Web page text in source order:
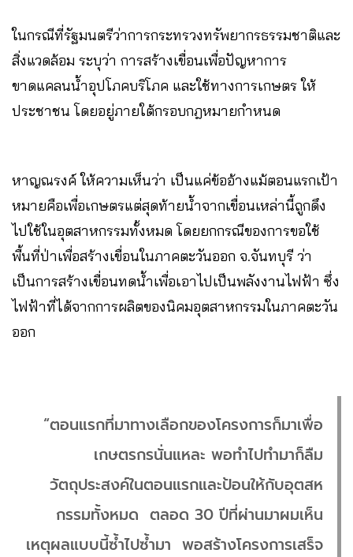
ในกรณีที่รัฐมนตรีว่าการกระทรวงทรัพยากรธรรมชาติและ
สิ่งแวดล้อม ระบุว่า การสร้างเขื่อนเพื่อปัญหาการ
ขาดแคลนน้ำอุปโภคบริโภค และใช้ทางการเกษตร ให้
ประชาชน โดยอยู่ภายใต้กรอบกฎหมายกำหนด
หาญณรงค์ ให้ความเห็นว่า เป็นแค่ข้ออ้างแม้ตอนแรกเป้า
หมายคือเพื่อเกษตรแต่สุดท้ายน้ำจากเขื่อนเหล่านี้ถูกดึง
ไปใช้ในอุตสาหกรรมทั้งหมด โดยยกกรณีของการขอใช้
พื้นที่ป่าเพื่อสร้างเขื่อนในภาคตะวันออก จ.จันทบุรี ว่า
เป็นการสร้างเขื่อนทดน้ำเพื่อเอาไปเป็นพลังงานไฟฟ้า ซึ่ง
ไฟฟ้าที่ได้จากการผลิตของนิคมอุตสาหกรรมในภาคตะวัน
ออก
“ตอนแรกที่มาทางเลือกของโครงการก็มาเพื่อ
เกษตรกรนั่นแหละ พอทำไปทำมาก็ลืม
วัตถุประสงค์ในตอนแรกและป้อนให้กับอุตสห
กรรมทั้งหมด ตลอด 30 ปีที่ผ่านมาผมเห็น
เหตุผลแบบนี้ซ้ำไปซ้ำมา พอสร้างโครงการเสร็จ